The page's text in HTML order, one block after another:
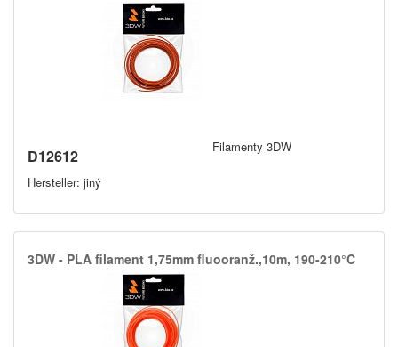
D12612
Hersteller: jiný
Filamenty 3DW
3DW -​ PLA filament 1,​75mm fluooranž.​,​10m,​ 190-210°C